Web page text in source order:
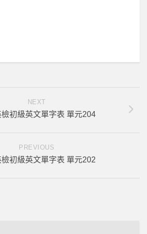
NEXT
初級英文單字表 單元204
PREVIOUS
初級英文單字表 單元202